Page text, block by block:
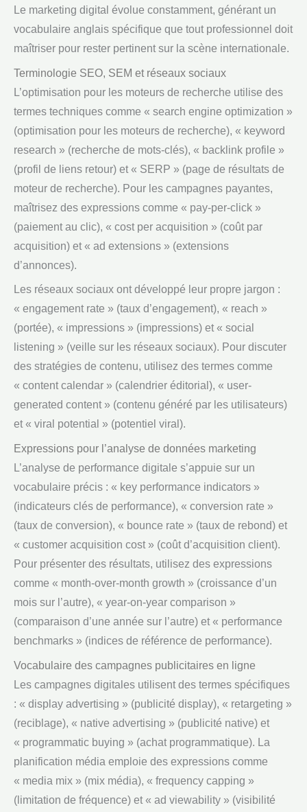
Le marketing digital évolue constamment, générant un
vocabulaire anglais spécifique que tout professionnel doit
maîtriser pour rester pertinent sur la scène internationale.
Terminologie SEO, SEM et réseaux sociaux
L’optimisation pour les moteurs de recherche utilise des
termes techniques comme « search engine optimization »
(optimisation pour les moteurs de recherche), « keyword
research » (recherche de mots-clés), « backlink profile »
(profil de liens retour) et « SERP » (page de résultats de
moteur de recherche). Pour les campagnes payantes,
maîtrisez des expressions comme « pay-per-click »
(paiement au clic), « cost per acquisition » (coût par
acquisition) et « ad extensions » (extensions
d’annonces).
Les réseaux sociaux ont développé leur propre jargon :
« engagement rate » (taux d’engagement), « reach »
(portée), « impressions » (impressions) et « social
listening » (veille sur les réseaux sociaux). Pour discuter
des stratégies de contenu, utilisez des termes comme
« content calendar » (calendrier éditorial), « user-
generated content » (contenu généré par les utilisateurs)
et « viral potential » (potentiel viral).
Expressions pour l’analyse de données marketing
L’analyse de performance digitale s’appuie sur un
vocabulaire précis : « key performance indicators »
(indicateurs clés de performance), « conversion rate »
(taux de conversion), « bounce rate » (taux de rebond) et
« customer acquisition cost » (coût d’acquisition client).
Pour présenter des résultats, utilisez des expressions
comme « month-over-month growth » (croissance d’un
mois sur l’autre), « year-on-year comparison »
(comparaison d’une année sur l’autre) et « performance
benchmarks » (indices de référence de performance).
Vocabulaire des campagnes publicitaires en ligne
Les campagnes digitales utilisent des termes spécifiques
: « display advertising » (publicité display), « retargeting »
(reciblage), « native advertising » (publicité native) et
« programmatic buying » (achat programmatique). La
planification média emploie des expressions comme
« media mix » (mix média), « frequency capping »
(limitation de fréquence) et « ad viewability » (visibilité